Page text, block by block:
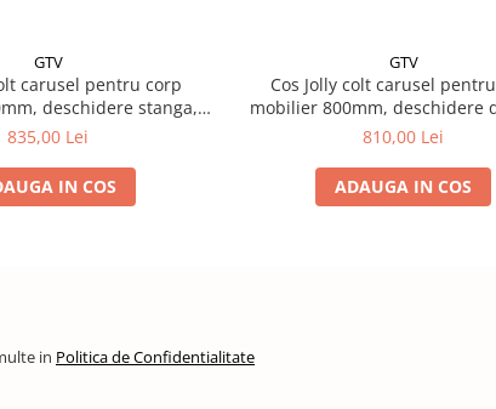
GTV
carusel pentru corp
deschidere stanga,
crom
835,00 Lei
IN COS
GTV
Cos Jolly colt carusel
mobilier 800mm, deschidere
crom
810,00 Lei
ADAUGA IN COS
in Politica de Confidentialitate